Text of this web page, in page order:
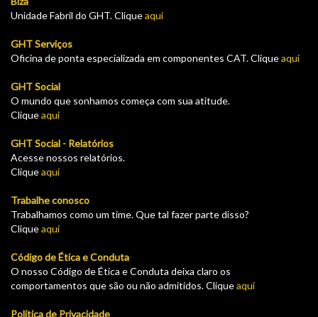
Unidade Fabril do GHT. Cliqueaqui
GHT Serviços
Oficina de ponta especializada em componentes CAT. Cliqueaqui
GHT Social
O mundo que sonhamos começa com sua atitude.
Cliqueaqui
GHT Social - Relatórios
Acesse nossos relatórios.
Cliqueaqui
Trabalhe conosco
Trabalhamos como um time. Que tal fazer parte disso?
Cliqueaqui
Código de Ética e Conduta
O nosso Código de Ética e Conduta deixa claro os
comportamentos que são ou não admitidos. Cliqueaqui
Política de Privacidade